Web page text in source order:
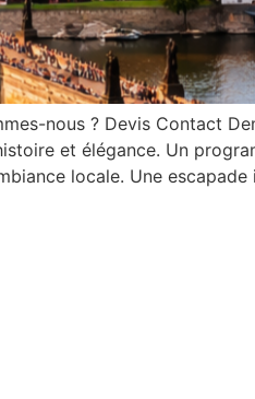
nous ? Devis Contact
et élégance. Un
locale. Une